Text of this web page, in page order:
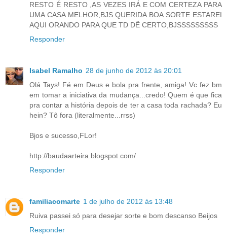
RESTO É RESTO ,AS VEZES IRÁ E COM CERTEZA PARA
UMA CASA MELHOR,BJS QUERIDA BOA SORTE ESTAREI
AQUI ORANDO PARA QUE TD DÊ CERTO,BJSSSSSSSSS
Responder
Isabel Ramalho 28 de junho de 2012 às 20:01
Olá Tays! Fé em Deus e bola pra frente, amiga! Vc fez bm
em tomar a iniciativa da mudança...credo! Quem é que fica
pra contar a história depois de ter a casa toda rachada? Eu
hein? Tô fora (literalmente...rrss)
Bjos e sucesso,FLor!
http://baudaarteira.blogspot.com/
Responder
familiacomarte 1 de julho de 2012 às 13:48
Ruiva passei só para desejar sorte e bom descanso Beijos
Responder